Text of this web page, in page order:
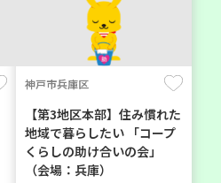
神戸市兵庫区
【第3地区本部】住み慣れた
地域で暮らしたい 「コープ
くらしの助け合いの会」
（会場：兵庫）